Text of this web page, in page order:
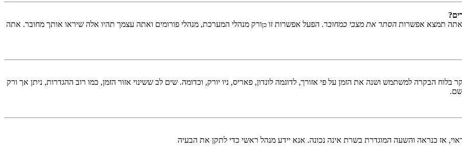
תמצא אפשרות הסתר את מצבי כמחובר. הפעל אפשרות זו כןורק מנהלי המערכת, מנהלי פורומים ואתה עצמך תהיו אלה שיראו אותך מחובר. אתה
הבקרה למשתמש ושנה את הזמן על פי אזורך, לדוגמה לונדון, פאריס, ניו יורק, וכדומה. שים לב ששינוי אזור הזמן, כמו רוב ההגדרות, ניתן אך ורק
אז כנראה והשעה המוגדרת בשרת אינה נכונה. אנא יידע מנהל ראשי כדי לתקן את הבעיה